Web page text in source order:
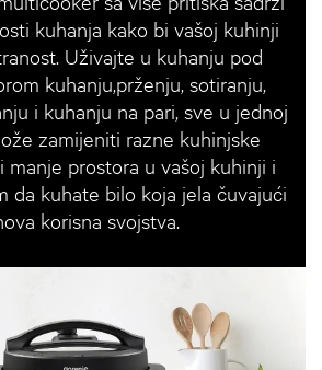
kuhanja kako bi vašoj kuhinji
Uživajte u kuhanju pod
kuhanju,prženju, sotiranju,
i kuhanju na pari, sve u jednoj
zamijeniti razne kuhinjske
manje prostora u vašoj kuhinji i
da kuhate bilo koja jela čuvajući
korisna svojstva.